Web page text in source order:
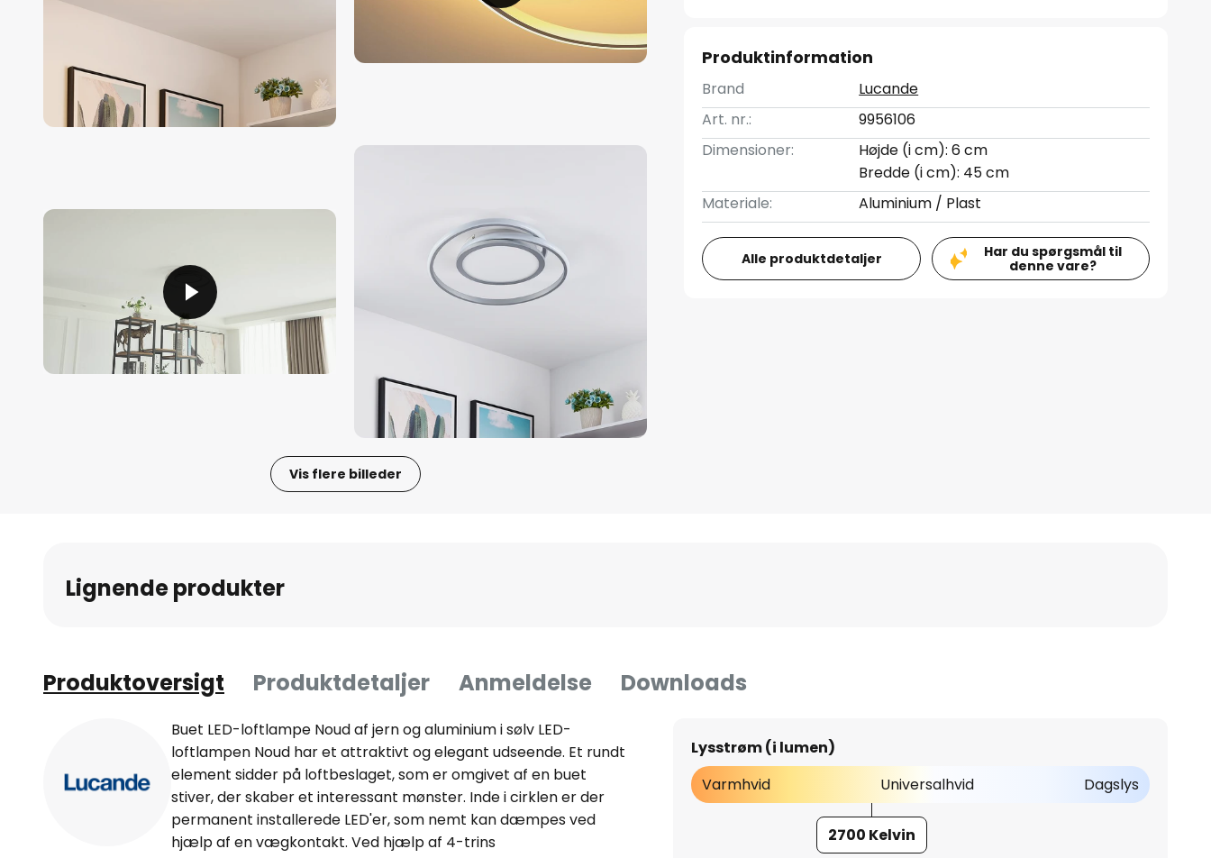
Vis flere billeder
billedgalleriet
Produktinformation
Brand
Lucande
Art. nr.:
9956106
Dimensioner:
Højde (i cm): 6 cm
Bredde (i cm): 45 cm
Materiale:
Aluminium / Plast
Alle produktdetaljer
Har du spørgsmål til
denne vare?
Lignende produkter
Produktoversigt Produktdetaljer Anmeldelse Downloads
Buet LED-loftlampe Noud af jern og aluminium i sølv LED-
loftlampen Noud har et attraktivt og elegant udseende. Et rundt
element sidder på loftbeslaget, som er omgivet af en buet
stiver, der skaber et interessant mønster. Inde i cirklen er der
permanent installerede LED'er, som nemt kan dæmpes ved
hjælp af en vægkontakt. Ved hjælp af 4-trins
Lysstrøm (i lumen)
Varmhvid
Universalhvid Dagslys
2700 Kelvin